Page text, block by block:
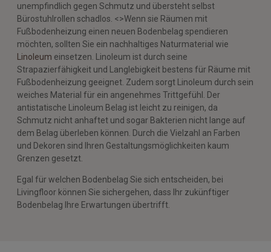
unempfindlich gegen Schmutz und übersteht selbst
Bürostuhlrollen schadlos. <>Wenn sie Räumen mit
Fußbodenheizung einen neuen Bodenbelag spendieren
möchten, sollten Sie ein nachhaltiges Naturmaterial wie
Linoleum einsetzen. Linoleum ist durch seine
Strapazierfähigkeit und Langlebigkeit bestens für Räume mit
Fußbodenheizung geeignet. Zudem sorgt Linoleum durch sein
weiches Material für ein angenehmes Trittgefühl. Der
antistatische Linoleum Belag ist leicht zu reinigen, da
Schmutz nicht anhaftet und sogar Bakterien nicht lange auf
dem Belag überleben können. Durch die Vielzahl an Farben
und Dekoren sind Ihren Gestaltungsmöglichkeiten kaum
Grenzen gesetzt.
Egal für welchen Bodenbelag Sie sich entscheiden, bei
Livingfloor können Sie sichergehen, dass Ihr zukünftiger
Bodenbelag Ihre Erwartungen übertrifft.